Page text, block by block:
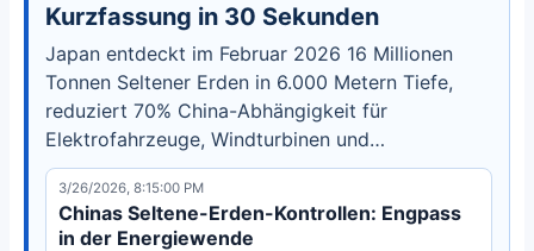
Kurzfassung in 30 Sekunden
Japan entdeckt im Februar 2026 16 Millionen
Tonnen Seltener Erden in 6.000 Metern Tiefe,
reduziert 70% China-Abhängigkeit für
Elektrofahrzeuge, Windturbinen und
Militärtechnik trotz Exportbeschränkungen.
Strategischer Tiefseebergbau-Durchbruch.
3/26/2026, 8:15:00 PM
Chinas Seltene-Erden-Kontrollen: Engpass
in der Energiewende